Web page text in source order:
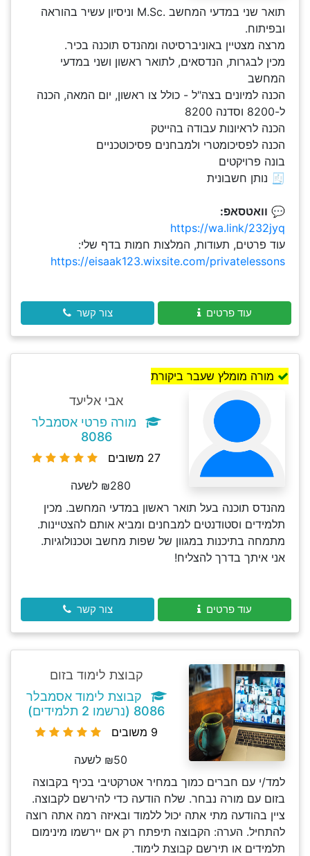
תואר שני במדעי המחשב .M.Sc וניסיון עשיר בהוראה
ובפיתוח.
מרצה מצטיין באוניברסיטה ומהנדס תוכנה בכיר.
מכין לבגרות, הנדסאים, לתואר ראשון ושני במדעי
המחשב
הכנה למיונים בצה"ל - כולל צו ראשון, יום המאה, הכנה
ל-8200 וסדנה 8200
הכנה לראיונות עבודה בהייטק
הכנה לפסיכומטרי ולמבחנים פסיכוטכניים
בונה פרויקטים
🧾 נותן חשבונית
💬 וואטסאפ:
https://wa.link/232jyq
עוד פרטים, תעודות, המלצות חמות בדף שלי:
https://eisaak123.wixsite.com/privatelessons
עוד פרטים צור קשר
מורה מומלץ שעבר ביקורת
אבי אליעד
מורה פרטי אסמבלר
8086
27 משובים
₪280 לשעה
מהנדס תוכנה בעל תואר ראשון במדעי המחשב. מכין
תלמידים וסטודנטים למבחנים ומביא אותם להצטיינות.
מתמחה בתיכנות במגוון של שפות מחשב וטכנולוגיות.
אני איתך בדרך להצליח!
עוד פרטים צור קשר
קבוצת לימוד בזום
קבוצת לימוד אסמבלר
8086 (נרשמו 2 תלמידים)
9 משובים
₪50 לשעה
למד/י עם חברים כמוך במחיר אטרקטיבי בכיף בקבוצה
בזום עם מורה נבחר. שלח הודעה כדי להירשם לקבוצה.
ציין בהודעה מתי אתה יכול ללמוד ובאיזה רמה אתה רוצה
להתחיל. הערה: הקבוצה תיפתח רק אם יירשמו מינימום
תלמידים או תירשם קבוצת לימוד.